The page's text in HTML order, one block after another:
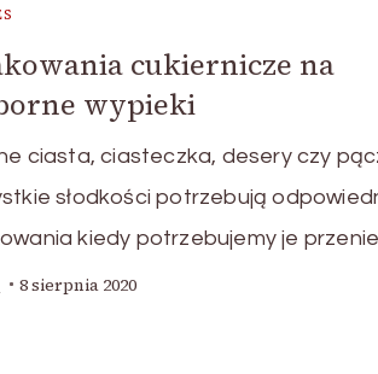
cukiernicze na
wypieki
ciasta, ciasteczka, desery czy
słodkości potrzebują
kiedy potrzebujemy je
8 sierpnia 2020